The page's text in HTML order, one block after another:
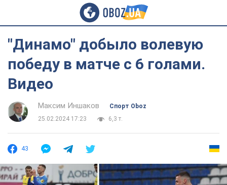
"Динамо" добыло волевую
победу в матче с 6 голами.
Видео
Максим Иншаков
Спорт Oboz
25.02.2024 17:23
6,3 т.
43